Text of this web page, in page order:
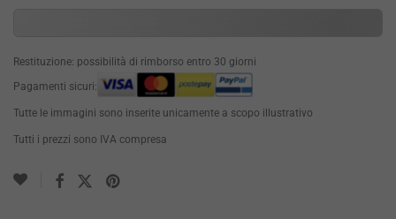
Restituzione: possibilità di rimborso entro 30 giorni
Pagamenti sicuri:
Tutte le immagini sono inserite unicamente a scopo illustrativo
Tutti i prezzi sono IVA compresa